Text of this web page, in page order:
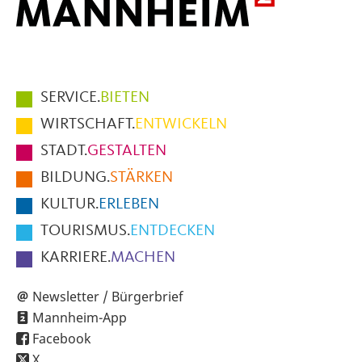
Hauptmenüpunkte
im
Fußbereich
der
Seite
SERVICE.BIETEN
WIRTSCHAFT.ENTWICKELN
STADT.GESTALTEN
BILDUNG.STÄRKEN
KULTUR.ERLEBEN
TOURISMUS.ENTDECKEN
KARRIERE.MACHEN
Newsletter / Bürgerbrief
Mannheim-App
Facebook